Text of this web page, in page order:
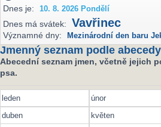
Dnes je:
10. 8. 2026 Pondělí
Dnes má svátek: Vavřinec
Významné dny: Mezinárodní den baru
Jmenný seznam podle abecedy
Abecední seznam jmen, včetně jejich
psa.
leden únor
duben
květen